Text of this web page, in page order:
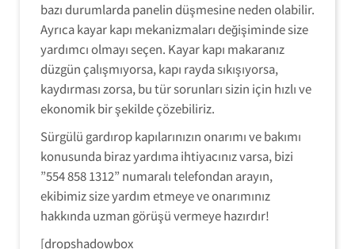
bazı durumlarda panelin düşmesine neden olabilir.
Ayrıca kayar kapı mekanizmaları değişiminde size
yardımcı olmayı seçen. Kayar kapı makaranız
düzgün çalışmıyorsa, kapı rayda sıkışıyorsa,
kaydırması zorsa, bu tür sorunları sizin için hızlı ve
ekonomik bir şekilde çözebiliriz.
Sürgülü gardırop kapılarınızın onarımı ve bakımı
konusunda biraz yardıma ihtiyacınız varsa, bizi
”554 858 1312” numaralı telefondan arayın,
ekibimiz size yardım etmeye ve onarımınız
hakkında uzman görüşü vermeye hazırdır!
[dropshadowbox